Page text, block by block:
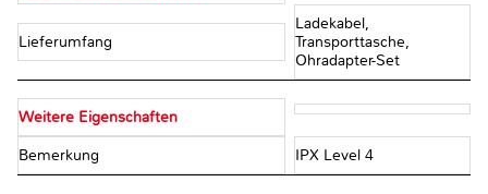
Lieferumfang
Ladekabel,
Transporttasche,
Ohradapter-Set
Weitere Eigenschaften
Bemerkung IPX Level 4